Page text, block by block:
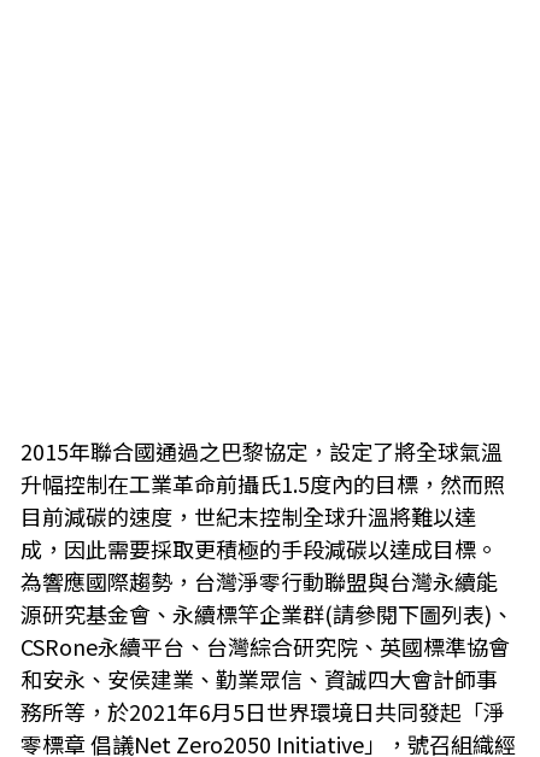
2015年聯合國通過之巴黎協定，設定了將全球氣溫
升幅控制在工業革命前攝氏1.5度內的目標，然而照
目前減碳的速度，世紀末控制全球升溫將難以達
成，因此需要採取更積極的手段減碳以達成目標。
為響應國際趨勢，台灣淨零行動聯盟與台灣永續能
源研究基金會、永續標竿企業群(請參閱下圖列表)、
CSRone永續平台、台灣綜合研究院、英國標準協會
和安永、安侯建業、勤業眾信、資誠四大會計師事
務所等，於2021年6月5日世界環境日共同發起「淨
零標章 倡議Net Zero2050 Initiative」，號召組織經